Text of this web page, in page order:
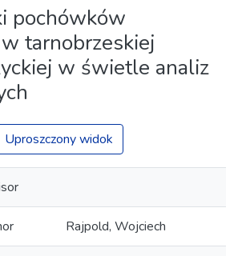
pochówków
tarnobrzeskiej
w świetle analiz
Uproszczony widok
Rajpold, Wojciech